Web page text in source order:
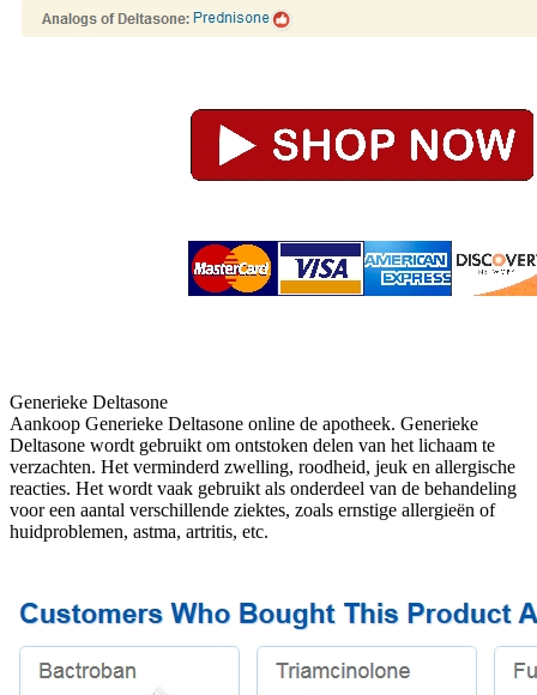
Generieke Deltasone
Aankoop Generieke Deltasone online de apotheek. Generieke
Deltasone wordt gebruikt om ontstoken delen van het lichaam te
verzachten. Het verminderd zwelling, roodheid, jeuk en allergische
reacties. Het wordt vaak gebruikt als onderdeel van de behandeling
voor een aantal verschillende ziektes, zoals ernstige allergieën of
huidproblemen, astma, artritis, etc.